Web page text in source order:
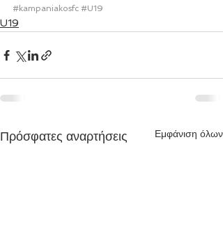
#kampaniakosfc #U19
U19
Πρόσφατες αναρτήσεις Εμφάνιση όλων